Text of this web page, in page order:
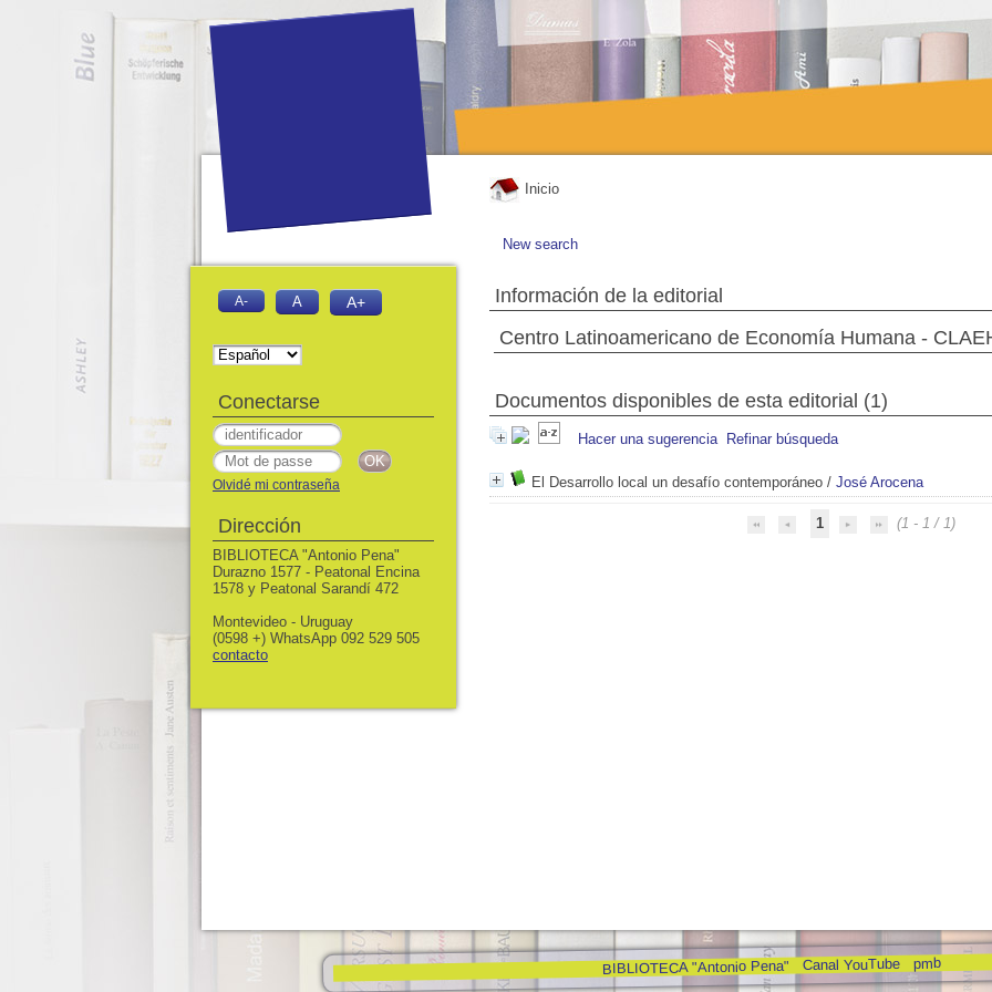
Inicio
New search
Información de la editorial
Centro Latinoamericano de Economía Humana -
Documentos disponibles de esta editorial (1)
Hacer una sugerencia Refinar búsqueda
El Desarrollo local un desafío contemporáneo / José Arocena
1 (1 - 1 / 1)
BIBLIOTECA "Antonio Pena" Canal YouTube pmb
A- A A+
Conectarse
Olvidé mi contraseña
Dirección
BIBLIOTECA "Antonio Pena"
Durazno 1577 - Peatonal Encina
1578 y Peatonal Sarandí 472
Montevideo - Uruguay
(0598 +) WhatsApp 092 529 505
contacto